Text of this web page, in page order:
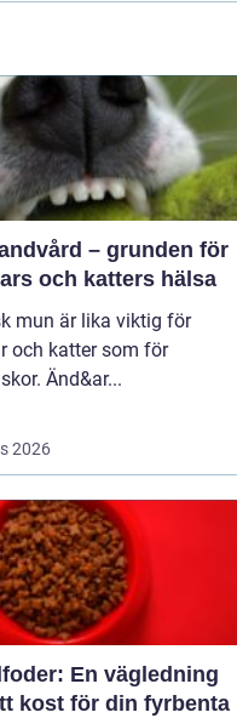
– grunden för
och katters hälsa
mun är lika viktig för
och katter som för
Änd&ar...
2026
En vägledning
kost för din fyrbenta